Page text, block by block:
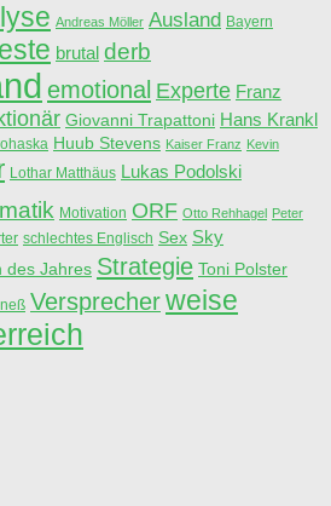
Andreas Möller Ausland Bayern
brutal derb
emotional Experte Franz
Giovanni Trapattoni Hans Krankl
Huub Stevens Kaiser Franz Kevin
Lothar Matthäus Lukas Podolski
Motivation ORF Otto Rehhagel Peter
schlechtes Englisch Sex Sky
des Jahres Strategie Toni Polster
Versprecherweise